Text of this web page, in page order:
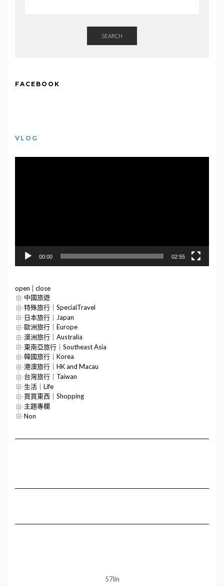
SEARCH
FACEBOOK
VLOG
00:00 02:55
open
close
中國旅遊
特殊旅行｜SpecialTravel
日本旅行｜Japan
歐洲旅行｜Europe
澳洲旅行｜Australia
東南亞旅行｜Southeast Asia
韓國旅行｜Korea
港澳旅行｜HK and Macau
台灣旅行｜Taiwan
生活｜Life
買買東西｜Shopping
主題專欄
Non
57lin